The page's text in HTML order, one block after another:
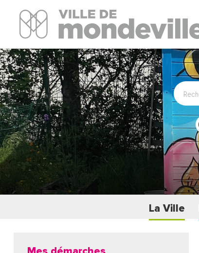
Site Officiel de la ville de Mondeville
La Ville